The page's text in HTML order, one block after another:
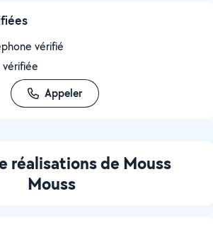
vérifié
Appeler
réalisations de Mouss
Mouss